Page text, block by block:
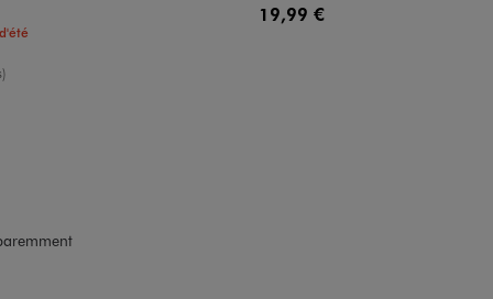
19,99 €